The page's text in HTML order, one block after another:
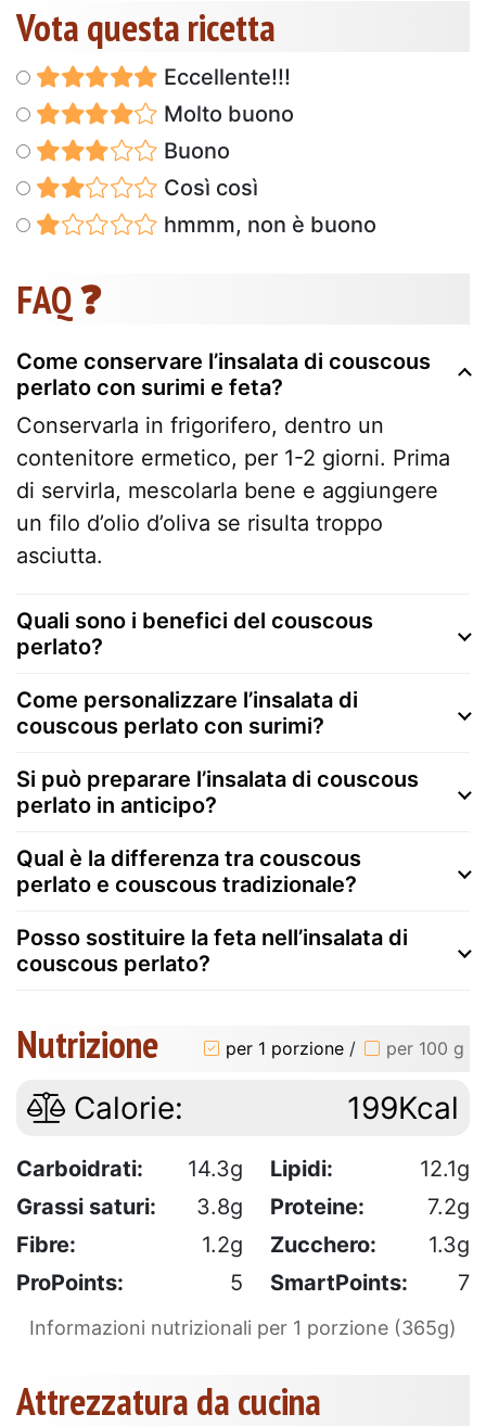
Vota questa ricetta
Eccellente!!!
Molto buono
Buono
Così così
hmmm, non è buono
FAQ ❓
Come conservare l’insalata di couscous
perlato con surimi e feta?
Conservarla in frigorifero, dentro un
contenitore ermetico, per 1-2 giorni. Prima
di servirla, mescolarla bene e aggiungere
un filo d’olio d’oliva se risulta troppo
asciutta.
Quali sono i benefici del couscous
perlato?
Come personalizzare l’insalata di
couscous perlato con surimi?
Si può preparare l’insalata di couscous
perlato in anticipo?
Qual è la differenza tra couscous
perlato e couscous tradizionale?
Posso sostituire la feta nell’insalata di
couscous perlato?
Nutrizione per 1 porzione / per 100 g
Calorie: 199Kcal
Carboidrati: 14.3g Lipidi:
12.1g
Grassi saturi:
3.8g Proteine:
7.2g
Fibre:
1.2g Zucchero:
1.3g
ProPoints:
5 SmartPoints: 7
Informazioni nutrizionali per 1 porzione (365g)
Attrezzatura da cucina